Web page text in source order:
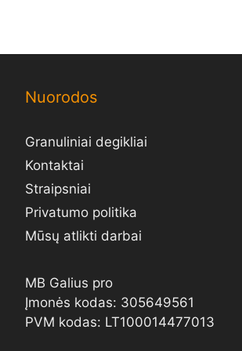
Nuorodos
Granuliniai degikliai
Kontaktai
Straipsniai
Privatumo politika
Mūsų atlikti darbai
MB Galius pro
Įmonės kodas: 305649561
PVM kodas: LT100014477013